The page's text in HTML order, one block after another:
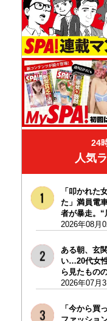
24
人気
「叩かれた
た」満員電
者が暴走。“
2026年08月
ある朝、玄
い…20代女
ら見たもの
2026年07月
「今から買